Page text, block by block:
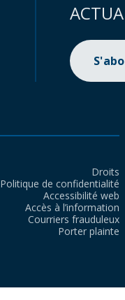
Droits
Politique de confidentialité
Accessibilité web
Accès à l’information
Courriers frauduleux
Porter plainte